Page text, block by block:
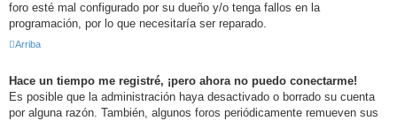
foro esté mal configurado por su dueño y/o tenga fallos en la
programación, por lo que necesitaría ser reparado.
Arriba
Hace un tiempo me registré, ¡pero ahora no puedo conectarme!
Es posible que la administración haya desactivado o borrado su cuenta
por alguna razón. También, algunos foros periódicamente remueven sus